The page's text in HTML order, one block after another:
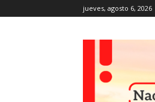
jueves, agosto 6, 2026